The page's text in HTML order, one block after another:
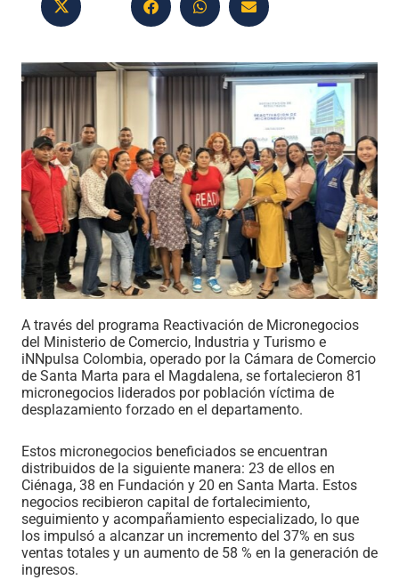
A través del programa Reactivación de Micronegocios
del Ministerio de Comercio, Industria y Turismo e
iNNpulsa Colombia, operado por la Cámara de Comercio
de Santa Marta para el Magdalena, se fortalecieron 81
micronegocios liderados por población víctima de
desplazamiento forzado en el departamento.
Estos micronegocios beneficiados se encuentran
distribuidos de la siguiente manera: 23 de ellos en
Ciénaga, 38 en Fundación y 20 en Santa Marta. Estos
negocios recibieron capital de fortalecimiento,
seguimiento y acompañamiento especializado, lo que
los impulsó a alcanzar un incremento del 37% en sus
ventas totales y un aumento de 58 % en la generación de
ingresos.